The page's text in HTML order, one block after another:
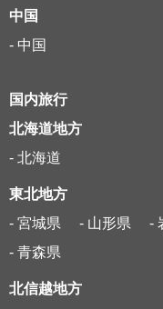
中国
- 中国
国内旅行
北海道地方
- 北海道
東北地方
- 宮城県
- 山形県 -
- 青森県
北信越地方